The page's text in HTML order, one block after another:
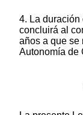
4. La
concluirá al
años a que se
Autonomía de